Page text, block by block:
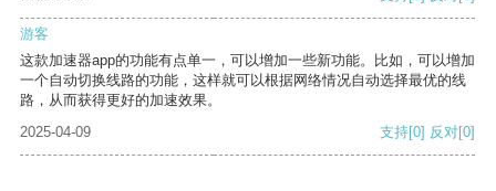
游客
这款加速器app的功能有点单一，可以增加一些新功能。比如，可以增加
一个自动切换线路的功能，这样就可以根据网络情况自动选择最优的线
路，从而获得更好的加速效果。
2025-04-09
支持[0] 反对[0]